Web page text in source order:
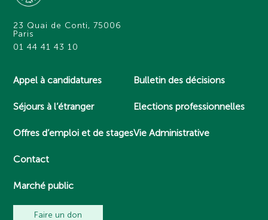
23 Quai de Conti, 75006
Paris
01 44 41 43 10
Appel à candidatures
Séjours à l’étranger
Offres d’emploi et de stages
Contact
Marché public
Bulletin des décisions
Elections professionnelles
Vie Administrative
Faire un don